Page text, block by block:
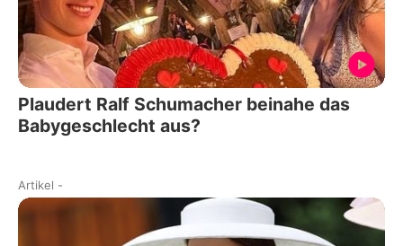
Plaudert Ralf Schumacher beinahe das
Babygeschlecht aus?
Artikel -